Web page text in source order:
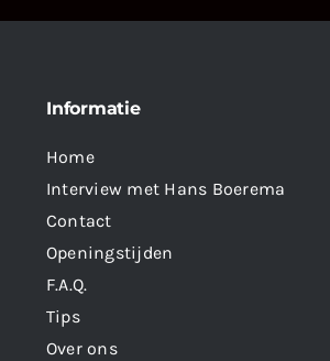
Informatie
Home
Interview met Hans Boerema
Contact
Openingstijden
F.A.Q.
Tips
Over ons